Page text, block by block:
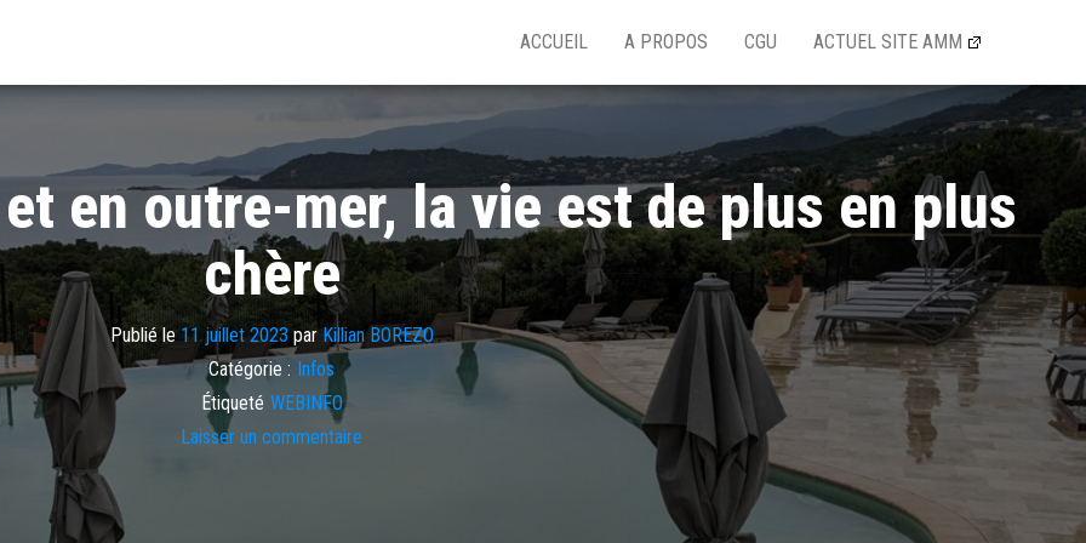
ACCUEIL A PROPOS CGU ACTUEL SITE AMM
en outre-mer, la vie est de plus en plus
chère
Publié le 11 juillet 2023parKillian BOREZO
Catégorie : Infos
Étiqueté WEBINFO
Laisser un commentaire